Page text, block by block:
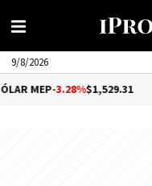
9/8/2026
MEP-3.28%$1,529.31